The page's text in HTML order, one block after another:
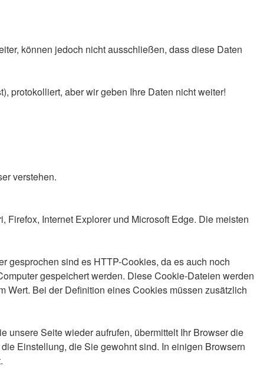
können jedoch nicht ausschließen, dass diese Daten
protokolliert, aber wir geben Ihre Daten nicht weiter!
verstehen.
Internet Explorer und Microsoft Edge. Die meisten
gesprochen sind es HTTP-Cookies, da es auch noch
gespeichert werden. Diese Cookie-Dateien werden
Wert. Bei der Definition eines Cookies müssen zusätzlich
Seite wieder aufrufen, übermittelt Ihr Browser die
Einstellung, die Sie gewohnt sind. In einigen Browsern